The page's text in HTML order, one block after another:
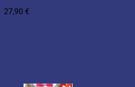
27,90 €